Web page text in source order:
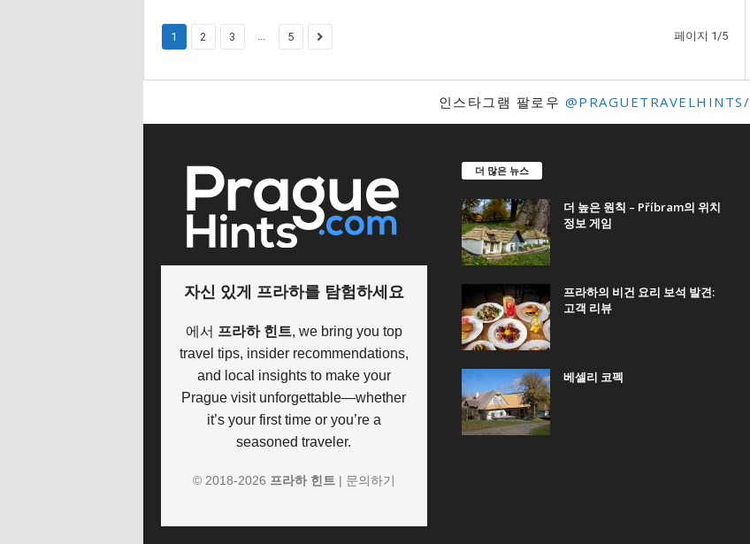
1 2 3 ... 5 페이지 1/5
인스타그램 팔로우 @PRAGUETRAVELHINTS/
자신 있게 프라하를 탐험하세요
에서 프라하 힌트, we bring you top
travel tips, insider recommendations,
and local insights to make your
Prague visit unforgettable—whether
it’s your first time or you’re a
seasoned traveler.
© 2018-2026 프라하 힌트 | 문의하기
더 많은 뉴스
더 높은 원칙 – Příbram의 위치
정보 게임
프라하의 비건 요리 보석 발견:
고객 리뷰
베셀리 코펙